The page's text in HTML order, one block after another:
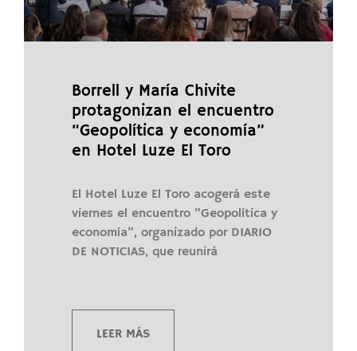
Borrell y María Chivite
protagonizan el encuentro
“Geopolítica y economía”
en Hotel Luze El Toro
El Hotel Luze El Toro acogerá este
viernes el encuentro “Geopolítica y
economía”, organizado por DIARIO
DE NOTICIAS, que reunirá
LEER MÁS